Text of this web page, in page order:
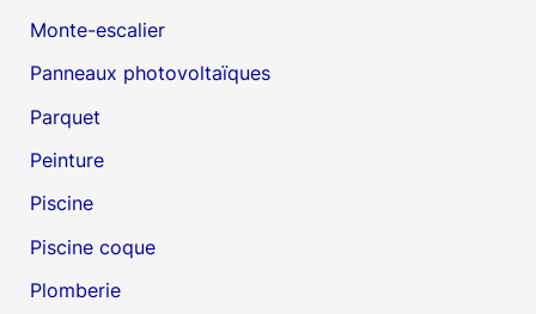
Monte-escalier
Panneaux photovoltaïques
Parquet
Peinture
Piscine
Piscine coque
Plomberie